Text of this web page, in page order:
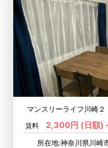
マンスリーライフ川崎
賃料 2,300円 (日額)
所在地:神奈川県川